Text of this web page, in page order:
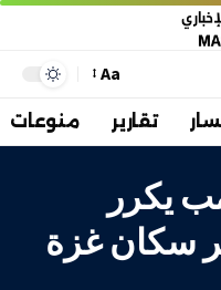
Aa
تقارير منوعات
يكرر
سكان غزة